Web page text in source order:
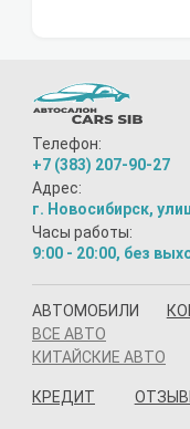
Телефон:
+7 (383) 207-90-27
Адрес:
г. Новосибирск,
Часы работы:
9:00 - 20:00, без
АВТОМОБИЛИ
ВСЕ АВТО
КИТАЙСКИЕ АВТО
КРЕДИТ